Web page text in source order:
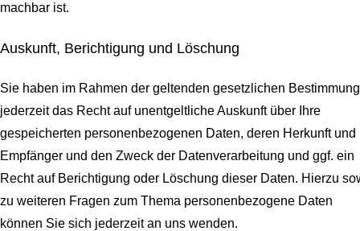
machbar ist.
Auskunft, Berichtigung und Löschung
Sie haben im Rahmen der geltenden gesetzlichen
jederzeit das Recht auf unentgeltliche Auskunft über Ihre
gespeicherten personenbezogenen Daten, deren Herkunft und
Empfänger und den Zweck der Datenverarbeitung und ggf. ein
Recht auf Berichtigung oder Löschung dieser Daten. Hierzu
zu weiteren Fragen zum Thema personenbezogene Daten
können Sie sich jederzeit an uns wenden.